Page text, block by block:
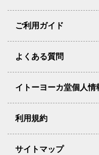
ご利用ガイド
よくある質問
イトーヨーカ堂個人情
利用規約
サイトマップ